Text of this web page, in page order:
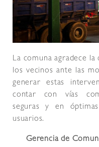
La comuna agradece
los vecinos ante las
generar estas
contar con vías
seguras y en
usuarios.
Gerencia de